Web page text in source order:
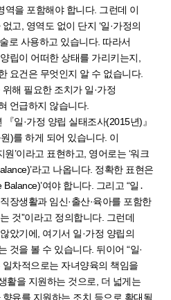
역을 포함해야 합니다. 그런데 이
고, 영역도 없이 단지 ‘일·가정의
로 사용하고 있습니다. 따라서
립이 어떠한 상태를 가리키는지,
요건은 무엇인지 알 수 없습니다.
해 필요한 조치가 일·가정
언급하지 않습니다.
일·가정 양립 실태조사(2015년)』
)를 하게 되어 있습니다. 이
원’이라고 표현하고, 영어로는 ‘워크
라고 나옵니다. 정확한 표현은
여야 합니다. 그리고 “일․
장생활과 임신·출산·육아를 포함한
것”이라고 정의합니다. 그런데
았기에, 여기서 일·가정 양립의
것을 볼 수 있습니다. 뒤이어 “일·
차적으로는 자녀양육의 책임을
활을 지원하는 것으로, 더 넓게는
유를 지원하는 조치 등으로 확대될